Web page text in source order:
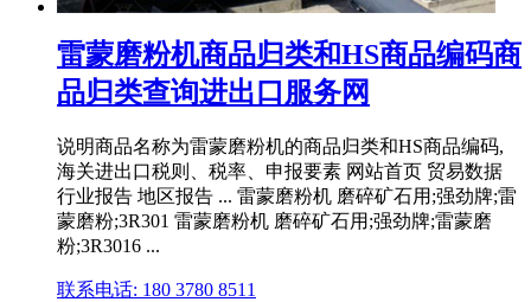
雷蒙磨粉机商品归类和HS商品编码商
品归类查询进出口服务网
说明商品名称为雷蒙磨粉机的商品归类和HS商品编码,
海关进出口税则、税率、申报要素 网站首页 贸易数据
行业报告 地区报告 ... 雷蒙磨粉机 磨碎矿石用;强劲牌;雷
蒙磨粉;3R301 雷蒙磨粉机 磨碎矿石用;强劲牌;雷蒙磨
粉;3R3016 ...
联系电话: 180 3780 8511